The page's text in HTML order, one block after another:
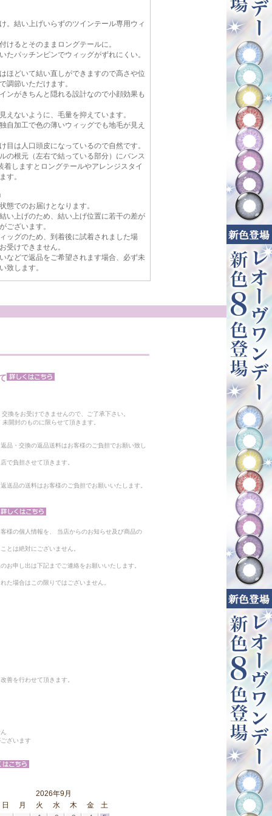
。結い上げいらずのツインテール専用ウィ
けるとそのままロングテールに。
たパッチンピンでウィッグがずれにくい。
ほどいて結い直しができますので高さや位
調節いただけます。
ンがきちんと隠れる設計なので小顔効果も
えないように、毛量を抑えています。
自加工で色の薄いウィッグでも地毛が見え
目は人口頭皮になっているので自然です。
の根元（左右で結っている部分）にバンス
着しますとロングテールやアレンジスタイ
す。
態でのお届けとなります。
い上げのため、結い上げ位置に若干の差が
ございます。
ッグのため、到着後に試着されました場
受けできません。
などで返品をご希望されます場合、必ず未
致します。
換をお受けできませんので、ご了承下さい。
開封のものに限らせて頂きます。
品・交換の返品送料はお客様のご負担でお願い致し
で負担させて頂きます。
送品の送料はお客様のご負担でお願いいたします。
様の個人情報を、 当店からのお知らせ及び商品の
とは絶対にございません。
お申し出は下記までご連絡をお願いいたします。
た場合はこの限りではございません。
善を行わせて頂きます。
ざいます
2026年9月
日
月 火 水 木 金
土